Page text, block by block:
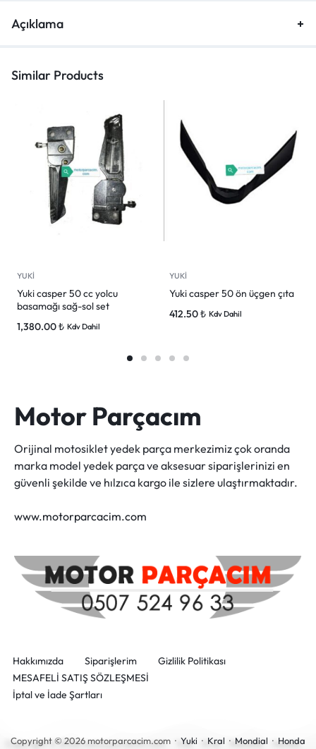
Açıklama
Similar Products
YUKİ
Yuki casper 50 cc yolcu
basamağı sağ-sol set
1,380.00₺ Kdv Dahil
YUKİ
Yuki casper 50 ön üçgen çıta
412.50₺ Kdv Dahil
Motor Parçacım
Orijinal motosiklet yedek parça merkezimiz çok oranda
marka model yedek parça ve aksesuar siparişlerinizi en
güvenli şekilde ve hılzıca kargo ile sizlere ulaştırmaktadır.
www.motorparcacim.com
Hakkımızda Siparişlerim
Gizlilik Politikası
MESAFELİ SATIŞ SÖZLEŞMESİ
İptal ve İade Şartları
Copyright © 2026 motorparcacim.com · Yuki · Kral · Mondial · Honda